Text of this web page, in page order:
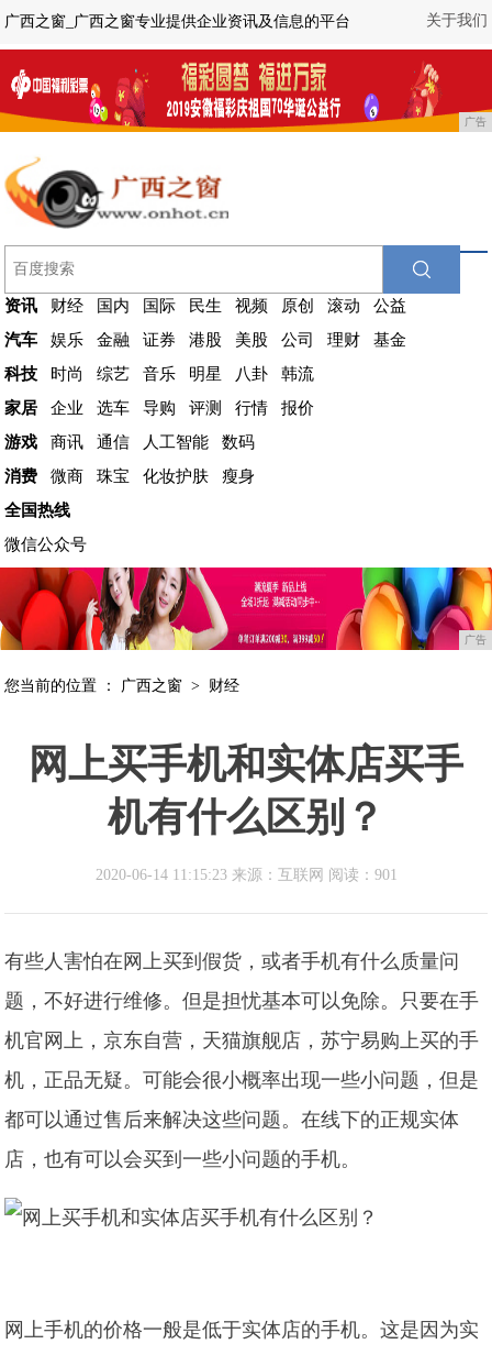
关于我们
广西之窗_广西之窗专业提供企业资讯及信息的平台
广告
资讯 财经 国内 国际 民生 视频 原创 滚动
公益
汽车
娱乐 金融 证券 港股 美股 公司 理财
基金
科技
时尚 综艺 音乐 明星 八卦
韩流
家居
企业 选车 导购 评测 行情
报价
游戏
商讯 通信 人工智能
数码
消费
微商 珠宝 化妆护肤
瘦身
全国热线
微信公众号
广告
您当前的位置 ： 广西之窗 > 财经
网上买手机和实体店买手
机有什么区别？
2020-06-14 11:15:23 来源：互联网 阅读：901
有些人害怕在网上买到假货，或者手机有什么质量问
题，不好进行维修。但是担忧基本可以免除。只要在手
机官网上，京东自营，天猫旗舰店，苏宁易购上买的手
机，正品无疑。可能会很小概率出现一些小问题，但是
都可以通过售后来解决这些问题。在线下的正规实体
店，也有可以会买到一些小问题的手机。
网上手机的价格一般是低于实体店的手机。这是因为实